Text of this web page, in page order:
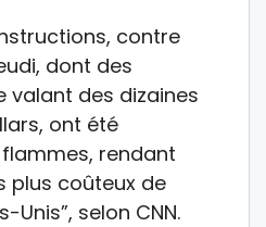
contre
dont des
valant des dizaines
ont été
rendant
plus coûteux de
Unis”, selon CNN.